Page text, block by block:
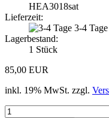
HEA3018sat
Lieferzeit:
3-4 Tage
Lagerbestand:
1 Stück
85,00 EUR
inkl. 19% MwSt. zzgl.